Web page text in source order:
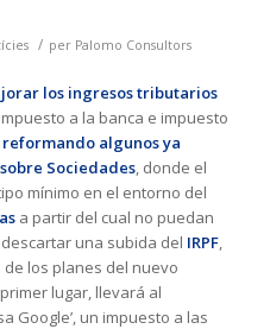
/ per Palomo Consultors
los ingresos tributarios
a la banca e impuesto
reformando algunos ya
Sociedades, donde el
mínimo en el entorno del
a partir del cual no puedan
una subida del IRPF,
los planes del nuevo
primer lugar, llevará al
Google’, un impuesto a las